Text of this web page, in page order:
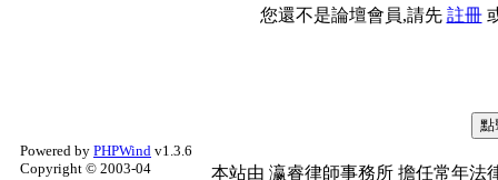
您還不是論壇會員,請先 註冊
Powered by PHPWind v1.3.6
Copyright © 2003-04
本站由 瀛睿律師事務所 擔任常年法